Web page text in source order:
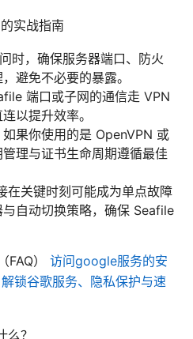
实战指南
时，确保服务器端口、防火
避免不必要的暴露。
端口或子网的通信走 VPN
以提升效率。
果你使用的是 OpenVPN 或
理与证书生命周期遵循最佳
在关键时刻可能成为单点故障
自动切换策略，确保 Seafile
FAQ） 访问google服务的安
锁谷歌服务、隐私保护与速
？